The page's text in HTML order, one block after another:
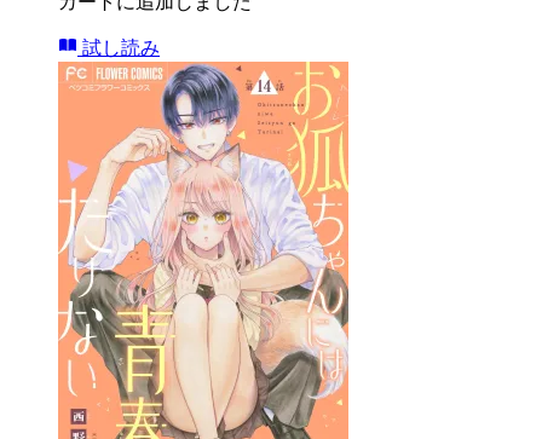
試し読み